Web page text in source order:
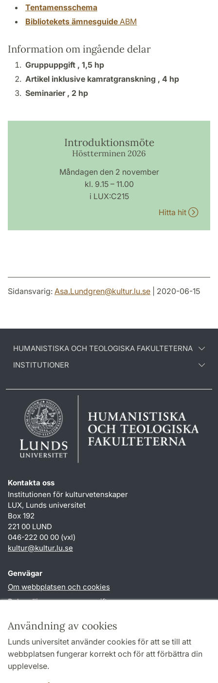
Användning av cookies
Lunds universitet använder cookies för att se till att
webbplatsen fungerar korrekt och för att förbättra din
upplevelse.
Tentamensschema
Bibliotekets ämnesguide ABM
Information om ingående delar
Gruppuppgift , 1,5 hp
Artikel inklusive kamratgranskning , 4 hp
Seminarier , 2 hp
Introduktionsmöte
Höstterminen 2026
Måndagen den 2 november
kl. 9.15 – 11.00
i LUX:C215
Hitta hit
Sidansvarig: Asa.Lundgren@kultur.lu.se | 2020-06-15
HUMANISTISKA OCH TEOLOGISKA FAKULTETERNA
INSTITUTIONER
Kontakta oss
Institutionen för kulturvetenskaper
LUX, Lunds universitet
Box 192
221 00 LUND
046-222 00 00 (vxl)
kultur@kultur.lu.se
Genvägar
Om webbplatsen och cookies
Behandling av personuppgifter
TYPO3-login
Följ oss i sociala medier